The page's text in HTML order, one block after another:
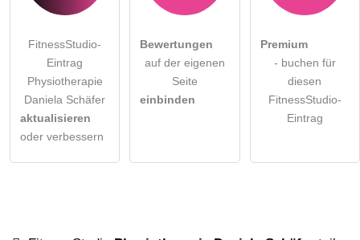
FitnessStudio-
Eintrag
Physiotherapie
Daniela Schäfer
aktualisieren
oder verbessern
Bewertungen
auf der eigenen
Seite
einbinden
Premium
- buchen für
diesen
FitnessStudio-
Eintrag